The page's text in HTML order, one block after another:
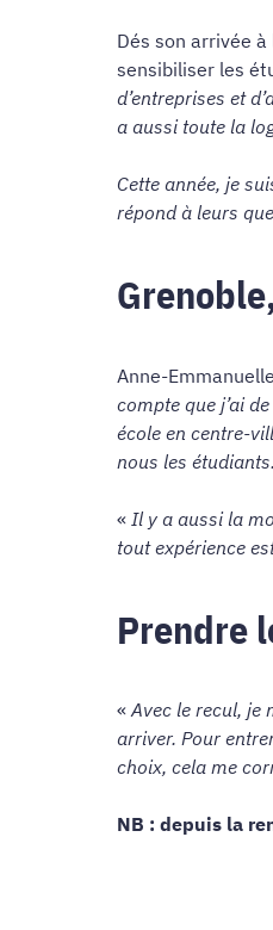
Dés son arrivée à
sensibiliser les
d’entreprises et
a aussi toute la
Cette année, je
répond à leurs
Anne-
compte que j’ai
école en centre-
nous les étudiants.
« Il y a aussi la
tout expérience
Prendre
«Avec le recul, je
arriver. Pour
choix, cela me
NB : depuis la